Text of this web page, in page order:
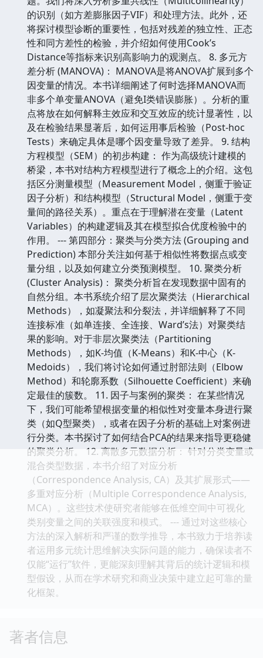
的识别（如方差膨胀因子VIF）和处理方法。此外，还
将探讨模型诊断的重要性，包括对残差的独立性、正态
性和同方差性的检验，并介绍如何使用Cook’s
Distance等指标来识别高影响力的观测点。 8. 多元方
差分析 (MANOVA)： MANOVA是将ANOVA扩展到多个
因变量的情况。本书详细阐述了何时选择MANOVA而
非多个单变量ANOVA（避免I类错误膨胀）。分析的重
点将放在如何解释主效应和交互效应的统计显著性，以
及在检验结果显著后，如何运用事后检验（Post-hoc
Tests）来确定具体是哪个因变量导致了差异。 9. 结构
方程模型（SEM）的初步构建： 作为高级统计建模的
桥梁，本书对结构方程模型进行了概念上的介绍。这包
括区分测量模型（Measurement Model，侧重于验证
因子分析）和结构模型（Structural Model，侧重于变
量间的路径关系）。重点在于理解潜在变量（Latent
Variables）的构建逻辑及其在模型拟合优度检验中的
作用。 --- 第四部分：聚类与分类方法 (Grouping and
Prediction) 本部分关注如何基于相似性将数据点或变
量分组，以及如何建立分类预测模型。 10. 聚类分析
(Cluster Analysis)： 聚类分析旨在发现数据中固有的
自然分组。本书系统介绍了层次聚类法（Hierarchical
Methods），如凝聚法和分裂法，并详细解释了不同
连接标准（如单连接、全连接、Ward’s法）对聚类结
果的影响。对于非层次聚类法（Partitioning
Methods），如K-均值（K-Means）和K-中心（K-
Medoids），我们将讨论如何通过肘部法则（Elbow
Method）和轮廓系数（Silhouette Coefficient）来确
定最佳的簇数。 11. 因子与案例的聚类： 在某些情况
下，我们可能希望根据变量的相似性对变量本身进行聚
类（如Q型聚类），或者在因子分析的基础上对案例进
行分类。本书探讨了如何结合PCA的结果来指导更稳健
的聚类分析。 12. 离散多元数据分析： 针对分类变量或
混合类型数据，本书介绍了对应分析
（Correspondence Analysis, CA）及其扩展形式——
多重对应分析（Multiple Correspondence Analysis,
MCA）。这些技术使研究者能够在低维空间中可视化
类别变量之间的关联强度和模式。 --- 通过对这些核心
方法的深入解析和严谨的数学推导，本书致力于培养读
者运用多元统计思维解决实际问题的能力，确保读者不
仅能“运行”软件，更能深刻理解其背后的统计逻辑和模
型假设，从而在学术研究和商业决策中建立起可靠的量
化框架。
著者信息